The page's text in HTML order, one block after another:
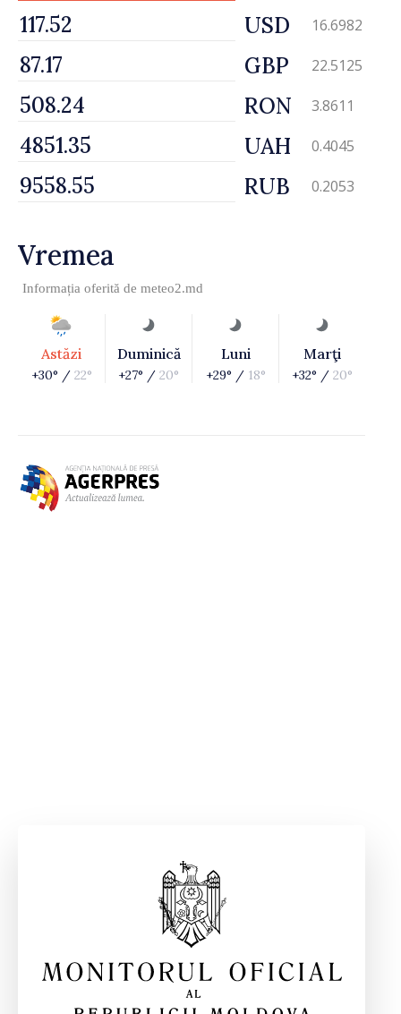
USD 16.6982
GBP 22.5125
RON 3.8611
UAH 0.4045
RUB 0.2053
Vremea
Informația oferită de meteo2.md
Astăzi
+30° / 22°
Duminică
+27° / 20°
Luni
+29° / 18°
Marţi
+32° / 20°